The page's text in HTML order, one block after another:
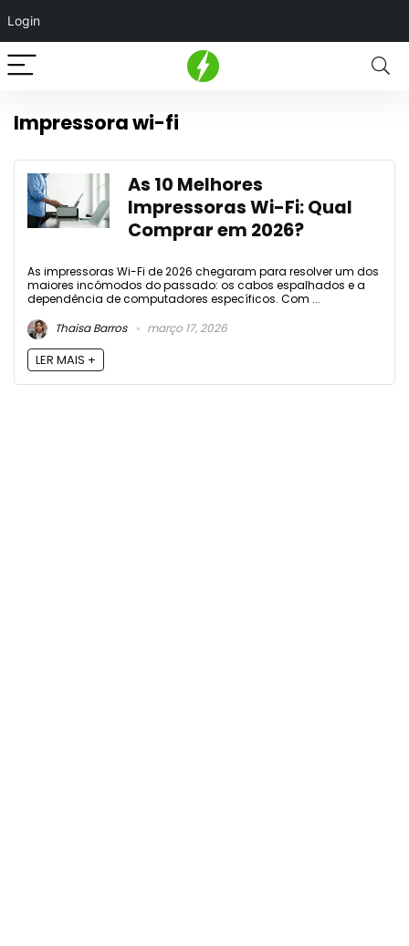
Login
Impressora wi-fi
As 10 Melhores
Impressoras Wi-Fi: Qual
Comprar em 2026?
As impressoras Wi-Fi de 2026 chegaram para resolver um dos
maiores incômodos do passado: os cabos espalhados e a
dependência de computadores específicos. Com ...
Thaisa Barros
março 17, 2026
LER MAIS +